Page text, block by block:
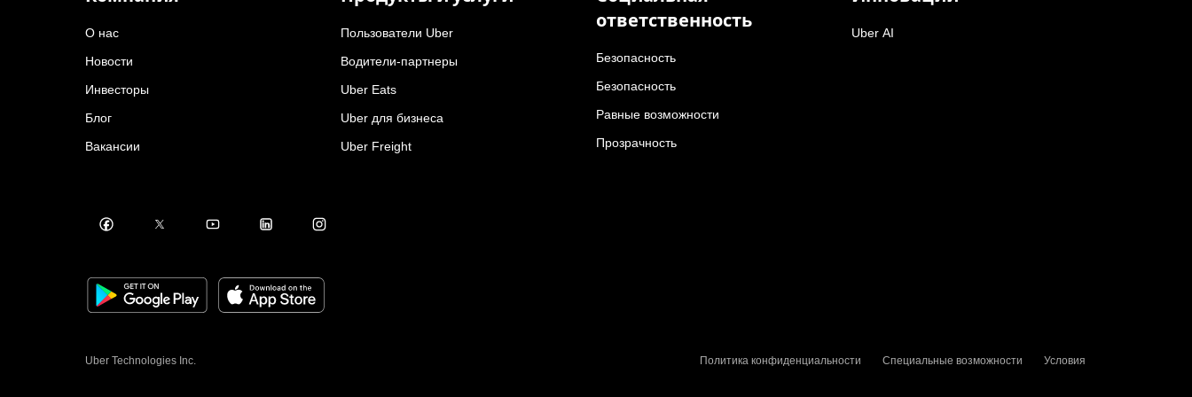
О нас
Новости
Инвесторы
Блог
Вакансии
Пользователи Uber
Водители-партнеры
Uber Eats
Uber для бизнеса
Uber Freight
ответственность
Безопасность
Безопасность
Равные возможности
Прозрачность
Uber AI
Uber Technologies Inc. Политика конфиденциальности Специальные возможности Условия